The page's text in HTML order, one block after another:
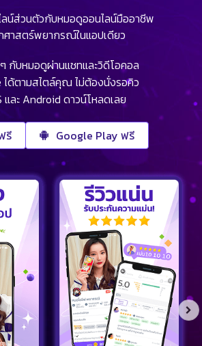
ลน์ส่วนตัวกับหมอดูออนไลน์มืออาชีพ
ศาสตร์พยากรณ์ในแอปเดียว
กับหมอดูผ่านแชทและวิดีโอคอล
ด้ตามสไตล์คุณ ไม่ต้องนั่งรอคิว
และ Android ดาวน์โหลดเลย
รี Google Play ฟรี